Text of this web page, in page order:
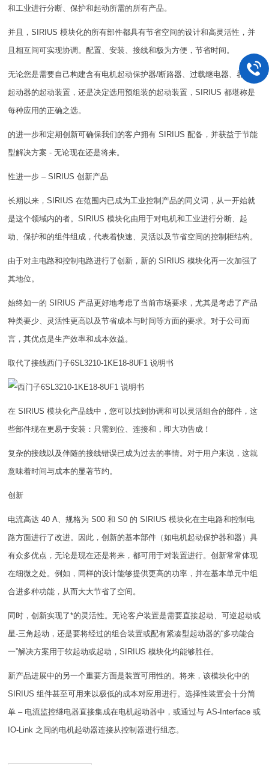
和工业进行分断、保护和起动所需的所有产品。
并且，SIRIUS 模块化的所有部件都具有节省空间的设计和高灵活性，并
且相互间可实现协调。配置、安装、接线和极为方便，节省时间。
无论您是需要自己构建含有电机起动保护器/断路器、过载继电器、器或软
起动器的起动装置，还是决定选用预组装的起动装置，SIRIUS 都堪称是
每种应用的正确之选。
的进一步和定期创新可确保我们的客户拥有 SIRIUS 配备，并获益于节能
型解决方案 - 无论现在还是将来。
性进一步 – SIRIUS 创新产品
长期以来，SIRIUS 在范围内已成为工业控制产品的同义词，从一开始就
是这个领域内的者。SIRIUS 模块化由用于对电机和工业进行分断、起
动、保护和的组件组成，代表着快速、灵活以及节省空间的控制柜结构。
由于对主电路和控制电路进行了创新，新的 SIRIUS 模块化再一次加强了
其地位。
始终如一的 SIRIUS 产品更好地考虑了当前市场要求，尤其是考虑了产品
种类要少、灵活性更高以及节省成本与时间等方面的要求。对于公司而
言，其优点是生产效率和成本效益。
取代了接线西门子6SL3210-1KE18-8UF1 说明书
在 SIRIUS 模块化产品线中，您可以找到协调和可以灵活组合的部件，这
些部件现在更易于安装：只需到位、连接和，即大功告成！
复杂的接线以及伴随的接线错误已成为过去的事情。对于用户来说，这就
意味着时间与成本的显著节约。
创新
电流高达 40 A、规格为 S00 和 S0 的 SIRIUS 模块化在主电路和控制电
路方面进行了改进。因此，创新的基本部件（如电机起动保护器和器）具
有众多优点，无论是现在还是将来，都可用于对装置进行。创新常常体现
在细微之处。例如，同样的设计能够提供更高的功率，并在基本单元中组
合进多种功能，从而大大节省了空间。
同时，创新实现了*的灵活性。无论客户装置是需要直接起动、可逆起动或
星-三角起动，还是要将经过的组合装置或配有紧凑型起动器的“多功能合
一”解决方案用于软起动或起动，SIRIUS 模块化均能够胜任。
新产品进展中的另一个重要方面是装置可用性的。将来，该模块化中的
SIRIUS 组件甚至可用来以极低的成本对应用进行。选择性装置会十分简
单 – 电流监控继电器直接集成在电机起动器中，或通过与 AS-Interface 或
IO-Link 之间的电机起动器连接从控制器进行组态。